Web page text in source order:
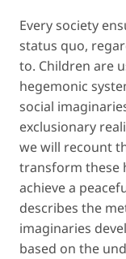
Every society
status quo,
to. Children are
hegemonic
social
exclusionary
we will recount
transform these
achieve a
describes the
imaginaries
based on the